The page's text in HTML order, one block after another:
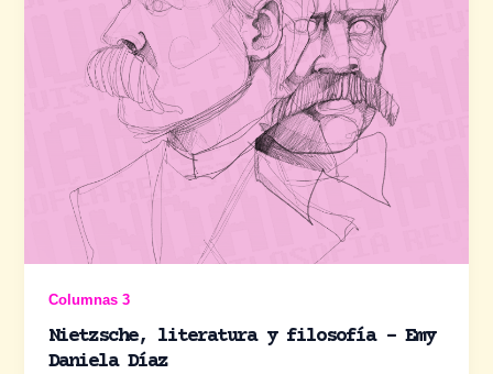
Columnas 3
Nietzsche, literatura y filosofía – Emy
Daniela Díaz